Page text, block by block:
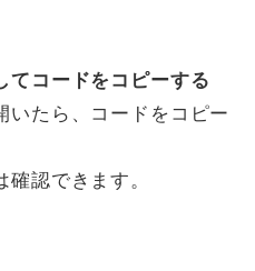
コードをコピーする
いたら、コードをコピー
認できます。